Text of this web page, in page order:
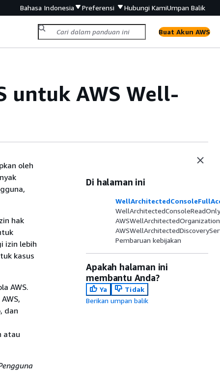
Bahasa Indonesia Preferensi Hubungi KamiUmpan Balik
Buat Akun AWS
untuk AWS Well-
oleh
hak
izin lebih
kasus
AWS.
dan
atau
Di halaman ini
Pembaruan kebijakan
Apakah halaman ini
membantu Anda?
Ya
Tidak
Berikan umpan balik